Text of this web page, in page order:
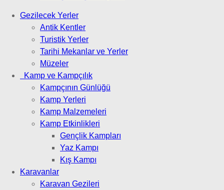
Gezilecek Yerler
Antik Kentler
Turistik Yerler
Tarihi Mekanlar ve Yerler
Müzeler
Kamp ve Kampçılık
Kampçının Günlüğü
Kamp Yerleri
Kamp Malzemeleri
Kamp Etkinlikleri
Gençlik Kampları
Yaz Kampı
Kış Kampı
Karavanlar
Karavan Gezileri